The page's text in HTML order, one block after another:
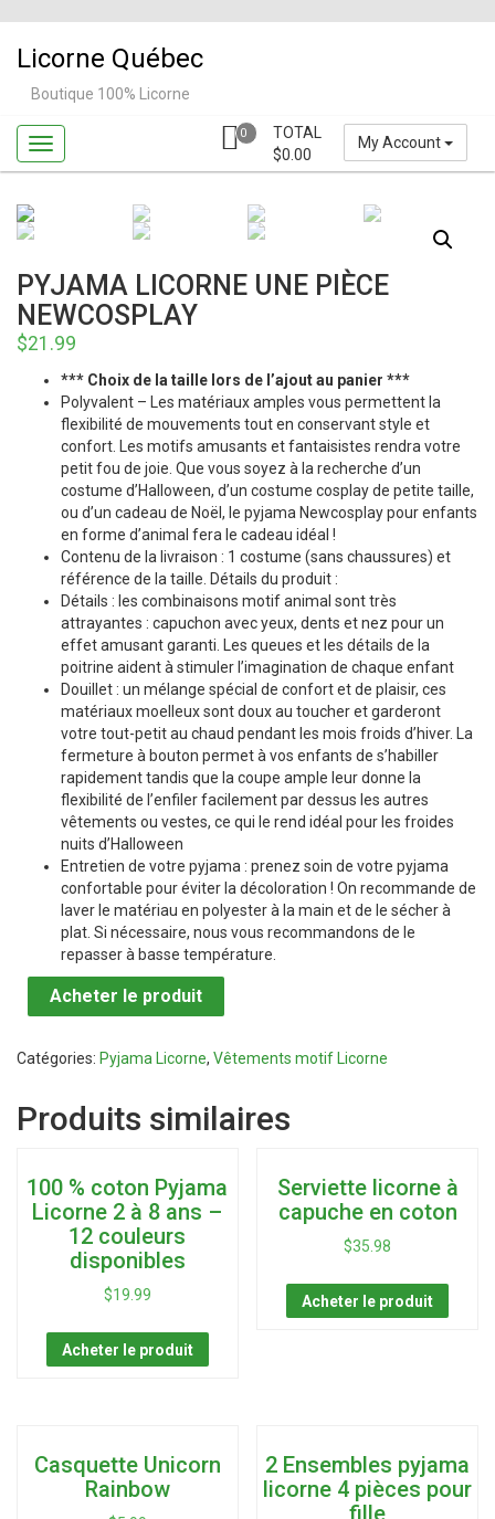
content
Licorne Québec
Boutique 100% Licorne
My Account
0
TOTAL
$0.00
PYJAMA LICORNE UNE PIÈCE
NEWCOSPLAY
$21.99
*** Choix de la taille lors de l’ajout au panier ***
Polyvalent – Les matériaux amples vous permettent la
flexibilité de mouvements tout en conservant style et
confort. Les motifs amusants et fantaisistes rendra votre
petit fou de joie. Que vous soyez à la recherche d’un
costume d’Halloween, d’un costume cosplay de petite taille,
ou d’un cadeau de Noël, le pyjama Newcosplay pour enfants
en forme d’animal fera le cadeau idéal !
Contenu de la livraison : 1 costume (sans chaussures) et
référence de la taille. Détails du produit :
Détails : les combinaisons motif animal sont très
attrayantes : capuchon avec yeux, dents et nez pour un
effet amusant garanti. Les queues et les détails de la
poitrine aident à stimuler l’imagination de chaque enfant
Douillet : un mélange spécial de confort et de plaisir, ces
matériaux moelleux sont doux au toucher et garderont
votre tout-petit au chaud pendant les mois froids d’hiver. La
fermeture à bouton permet à vos enfants de s’habiller
rapidement tandis que la coupe ample leur donne la
flexibilité de l’enfiler facilement par dessus les autres
vêtements ou vestes, ce qui le rend idéal pour les froides
nuits d’Halloween
Entretien de votre pyjama : prenez soin de votre pyjama
confortable pour éviter la décoloration ! On recommande de
laver le matériau en polyester à la main et de le sécher à
plat. Si nécessaire, nous vous recommandons de le
repasser à basse température.
Acheter le produit
Catégories: Pyjama Licorne, Vêtements motif Licorne
Produits similaires
100 % coton Pyjama
Licorne 2 à 8 ans –
12 couleurs
disponibles
$19.99
Acheter le produit
Serviette licorne à
capuche en coton
$35.98
Acheter le produit
Casquette Unicorn
Rainbow
2 Ensembles pyjama
licorne 4 pièces pour
fille